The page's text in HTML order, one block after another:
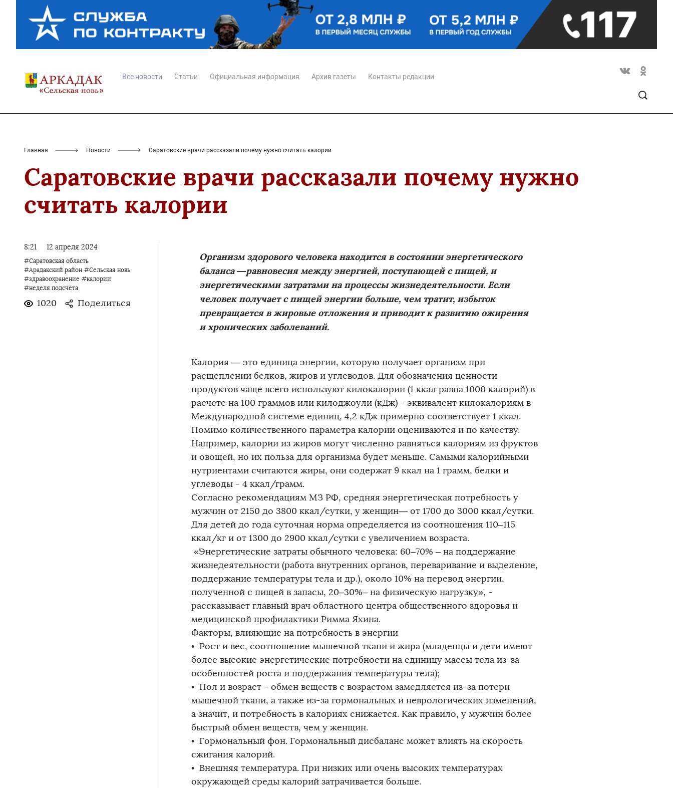
Все новости Статьи Официальная информация Архив газеты Контакты редакции
Главная Новости Саратовские врачи рассказали почему нужно считать калории
Саратовские врачи рассказали почему нужно
считать калории
8:21 12 апреля 2024
#Саратовская область
#Арадакский район #Сельская новь
#здравоохранение #калории
#неделя подсчёта
1020 Поделиться
Организм здорового человека находится в состоянии энергетического
баланса —равновесия между энергией, поступающей с пищей, и
энергетическими затратами на процессы жизнедеятельности. Если
человек получает с пищей энергии больше, чем тратит, избыток
превращается в жировые отложения и приводит к развитию ожирения
и хронических заболеваний.
Калория — это единица энергии, которую получает организм при
расщеплении белков, жиров и углеводов. Для обозначения ценности
продуктов чаще всего используют килокалории (1 ккал равна 1000 калорий) в
расчете на 100 граммов или килоджоули (кДж) - эквивалент килокалориям в
Международной системе единиц, 4,2 кДж примерно соответствует 1 ккал.
Помимо количественного параметра калории оцениваются и по качеству.
Например, калории из жиров могут численно равняться калориям из фруктов
и овощей, но их польза для организма будет меньше. Самыми калорийными
нутриентами считаются жиры, они содержат 9 ккал на 1 грамм, белки и
углеводы - 4 ккал/грамм.
Согласно рекомендациям МЗ РФ, средняя энергетическая потребность у
мужчин от 2150 до 3800 ккал/сутки, у женщин— от 1700 до 3000 ккал/сутки.
Для детей до года суточная норма определяется из соотношения 110–115
ккал/кг и от 1300 до 2900 ккал/сутки с увеличением возраста.
«Энергетические затраты обычного человека: 60–70% – на поддержание
жизнедеятельности (работа внутренних органов, переваривание и выделение,
поддержание температуры тела и др.), около 10% на перевод энергии,
полученной с пищей в запасы, 20–30%– на физическую нагрузку», -
рассказывает главный врач областного центра общественного здоровья и
медицинской профилактики Римма Яхина.
Факторы, влияющие на потребность в энергии
• Рост и вес, соотношение мышечной ткани и жира (младенцы и дети имеют
более высокие энергетические потребности на единицу массы тела из-за
особенностей роста и поддержания температуры тела);
• Пол и возраст - обмен веществ с возрастом замедляется из-за потери
мышечной ткани, а также из-за гормональных и неврологических изменений,
а значит, и потребность в калориях снижается. Как правило, у мужчин более
быстрый обмен веществ, чем у женщин.
• Гормональный фон. Гормональный дисбаланс может влиять на скорость
сжигания калорий.
• Внешняя температура. При низких или очень высоких температурах
окружающей среды калорий затрачивается больше.